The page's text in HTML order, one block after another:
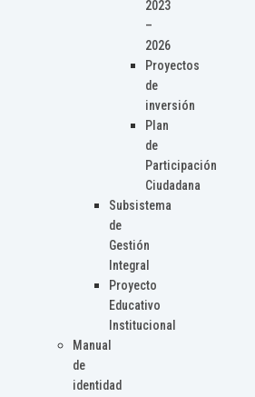
2023
–
2026
Proyectos
de
inversión
Plan
de
Participación
Ciudadana
Subsistema
de
Gestión
Integral
Proyecto
Educativo
Institucional
Manual
de
identidad